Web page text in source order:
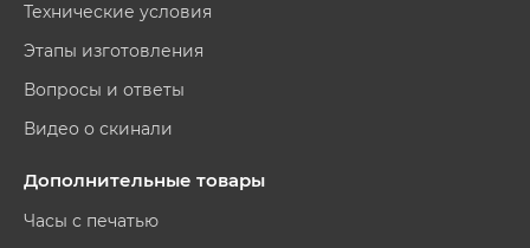
Технические условия
Этапы изготовления
Вопросы и ответы
Видео о скинали
Дополнительные товары
Часы с печатью